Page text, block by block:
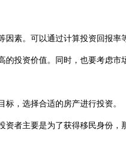
。可以通过计算投资回报率
资价值。同时，也要考虑市
，选择合适的房产进行投资。
主要是为了获得移民身份，